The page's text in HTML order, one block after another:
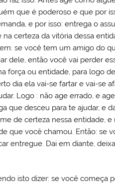
que é poderoso e que por
e por isso: entrega o
certeza da vitória dessa
se você tem um amigo do
dele, então você vai perder
força ou entidade, para logo
dia ela vai-se fartar e vai-se
Logo : não age errado, e
que desceu para te ajudar, e
de certeza nessa entidade, e
que você chamou. Então: se
entregue. Dai em diante,
isto dizer: se você começa